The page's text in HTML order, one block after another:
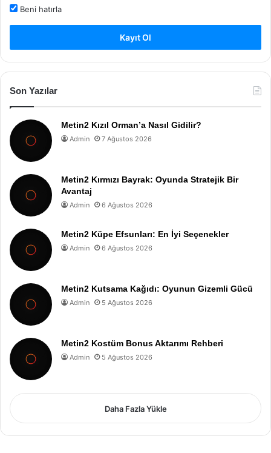
Beni hatırla
Kayıt Ol
Son Yazılar
Metin2 Kızıl Orman’a Nasıl Gidilir?
Admin 7 Ağustos 2026
Metin2 Kırmızı Bayrak: Oyunda Stratejik Bir
Avantaj
Admin 6 Ağustos 2026
Metin2 Küpe Efsunları: En İyi Seçenekler
Admin 6 Ağustos 2026
Metin2 Kutsama Kağıdı: Oyunun Gizemli Gücü
Admin 5 Ağustos 2026
Metin2 Kostüm Bonus Aktarımı Rehberi
Admin 5 Ağustos 2026
Daha Fazla Yükle